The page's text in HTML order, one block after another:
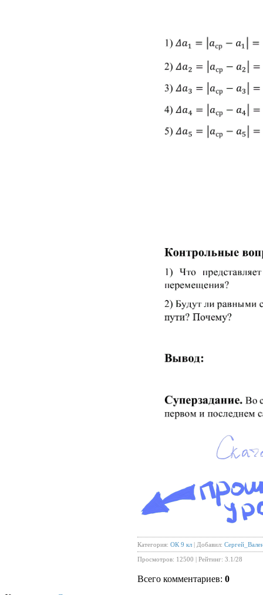
Категория: ОК 9 кл | Добавил:
Просмотров: 12500 | Рейтинг: 3.1/28
Всего комментариев: 0